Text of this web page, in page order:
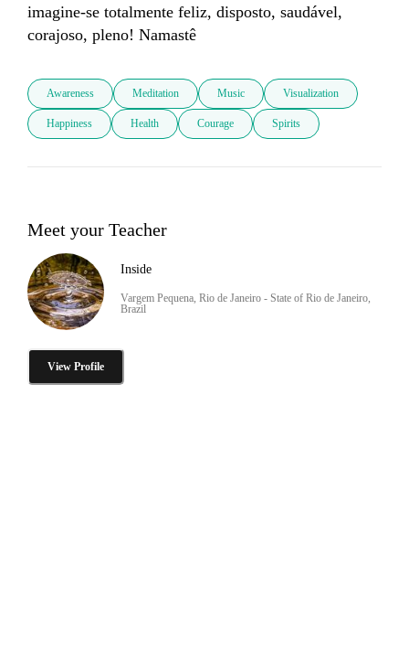
imagine-se totalmente feliz, disposto, saudável,
corajoso, pleno! Namastê
Awareness Meditation Music Visualization
Happiness Health Courage Spirits
Meet your Teacher
Inside
Vargem Pequena, Rio de Janeiro - State of Rio de Janeiro,
Brazil
View Profile